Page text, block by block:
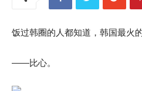
饭过韩圈的人都知道，韩国最火
——比心。